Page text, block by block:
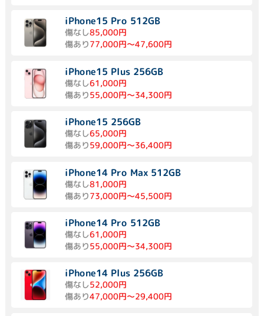
iPhone15 Pro 512GB
傷なし85,000円
傷あり77,000円～47,600円
iPhone15 Plus 256GB
傷なし61,000円
傷あり55,000円～34,300円
iPhone15 256GB
傷なし65,000円
傷あり59,000円～36,400円
iPhone14 Pro Max 512GB
傷なし81,000円
傷あり73,000円～45,500円
iPhone14 Pro 512GB
傷なし61,000円
傷あり55,000円～34,300円
iPhone14 Plus 256GB
傷なし52,000円
傷あり47,000円～29,400円